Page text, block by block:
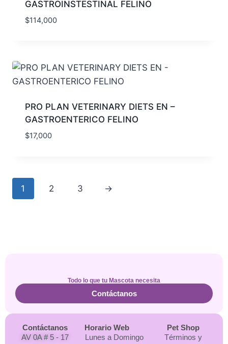
GASTROINSTESTINAL FELINO
$114,000
PRO PLAN VETERINARY DIETS EN –
GASTROENTERICO FELINO
$17,000
1 2 3 →
Todo lo que tu Mascota necesita
Contáctanos
Contáctanos
AV 0A # 5 - 17
Horario Web
Lunes a Domingo
Pet Shop
Términos y